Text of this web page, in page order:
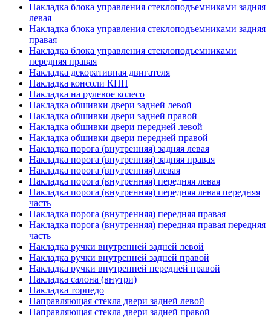
Накладка блока управления стеклоподъемниками задняя
левая
Накладка блока управления стеклоподъемниками задняя
правая
Накладка блока управления стеклоподъемниками
передняя правая
Накладка декоративная двигателя
Накладка консоли КПП
Накладка на рулевое колесо
Накладка обшивки двери задней левой
Накладка обшивки двери задней правой
Накладка обшивки двери передней левой
Накладка обшивки двери передней правой
Накладка порога (внутренняя) задняя левая
Накладка порога (внутренняя) задняя правая
Накладка порога (внутренняя) левая
Накладка порога (внутренняя) передняя левая
Накладка порога (внутренняя) передняя левая передняя
часть
Накладка порога (внутренняя) передняя правая
Накладка порога (внутренняя) передняя правая передняя
часть
Накладка ручки внутренней задней левой
Накладка ручки внутренней задней правой
Накладка ручки внутренней передней правой
Накладка салона (внутри)
Накладка торпедо
Направляющая стекла двери задней левой
Направляющая стекла двери задней правой